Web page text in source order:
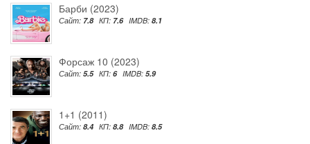
Барби (2023)
Сайт: 7.8 КП: 7.6 IMDB: 8.1
Форсаж 10 (2023)
Сайт: 5.5 КП: 6 IMDB: 5.9
1+1 (2011)
Сайт: 8.4 КП: 8.8 IMDB: 8.5